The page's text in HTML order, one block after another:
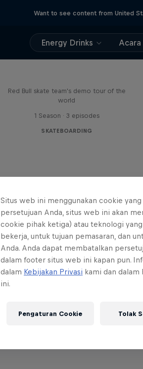
Want to see content from United
Energy Drinks Acara
Red Bull skate team's demo tour of the
world
1 Season · 3 episodes
SKATEBOARDING
Situs web ini menggunakan cookie
persetujuan Anda, situs web ini akan
cookie pihak ketiga) atau teknologi
bekerja, untuk tujuan pemasaran, dan
Anda. Anda dapat membatalkan
dalam footer situs web ini kapan pun.
dalam Kebijakan Privasi kami dan dalam
ini.
Pengaturan Cookie Tolak